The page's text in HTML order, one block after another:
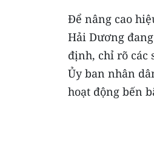
Ðể nâng cao
Hải Dương
định, chỉ rõ các
Ủy ban nhân
hoạt động bến